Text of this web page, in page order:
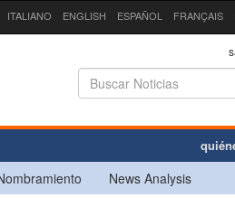
ITALIANO ENGLISH ESPAÑOL FRANÇAIS
News Analysis